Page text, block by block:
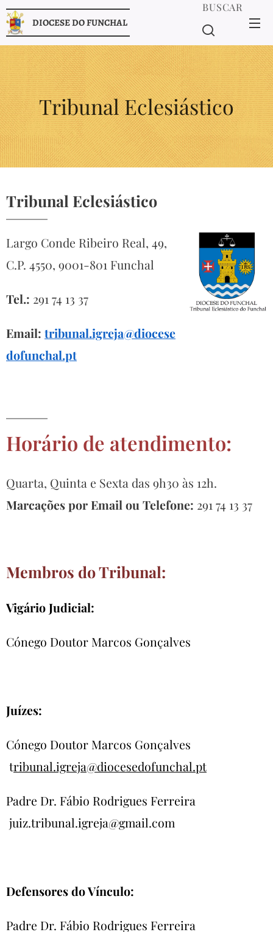
DIOCESE DO FUNCHAL
BUSCAR
Tribunal Eclesiástico
Tribunal Eclesiástico
Largo Conde Ribeiro Real, 49,
C.P. 4550, 9001-801 Funchal
Tel.: 291 74 13 37
Email: tribunal.igreja@diocese
dofunchal.pt
Horário de atendimento:
Quarta, Quinta e Sexta das 9h30 às 12h.
Marcações por Email ou Telefone: 291 74 13 37
Membros do Tribunal:
Vigário Judicial:
Cónego Doutor Marcos Gonçalves
Juízes:
Cónego Doutor Marcos Gonçalves
tribunal.igreja@diocesedofunchal.pt
Padre Dr. Fábio Rodrigues Ferreira
juiz.tribunal.igreja@gmail.com
Defensores do Vínculo:
Padre Dr. Fábio Rodrigues Ferreira